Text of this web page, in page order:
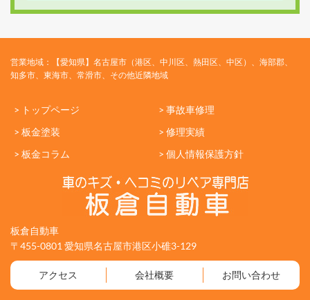
営業地域：【愛知県】名古屋市（港区、中川区、熱田区、中区）、海部郡、
知多市、東海市、常滑市、その他近隣地域
> トップページ
> 事故車修理
> 板金塗装
> 修理実績
> 板金コラム
> 個人情報保護方針
板倉自動車
〒455-0801 愛知県名古屋市港区小碓3-129
アクセス 会社概要 お問い合わせ